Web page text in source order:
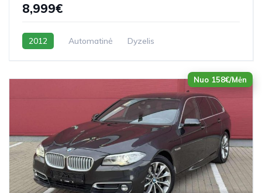
8,999€
2012 Automatinė Dyzelis
Nuo 158€/Mėn